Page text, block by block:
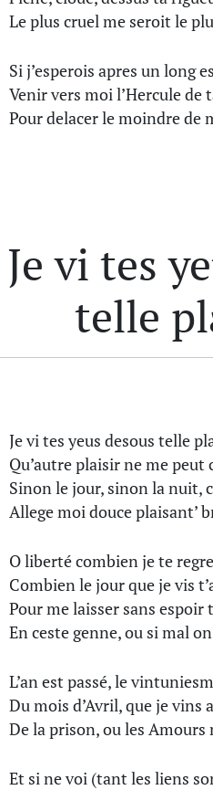
Le plus cruel me seroit le
Si j’esperois apres un long
Venir vers moi l’Hercule de
Pour delacer le moindre de
Je vi tes
telle
Je vi tes yeus desous telle
Qu’autre plaisir ne me peut
Sinon le jour, sinon la nuit,
Allege moi douce plaisant’
O liberté combien je te
Combien le jour que je vis
Pour me laisser sans
En ceste genne, ou si mal
L’an est passé, le
Du mois d’Avril, que je vins
De la prison, ou les
Et si ne voi (tant les liens